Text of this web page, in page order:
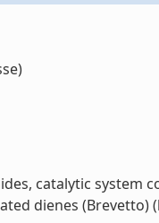
catalytic system
dienes (Brevetto)